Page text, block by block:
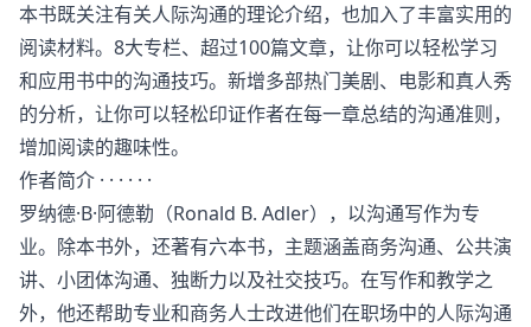
本书既关注有关人际沟通的理论介绍，也加入了丰富实用的
阅读材料。8大专栏、超过100篇文章，让你可以轻松学习
和应用书中的沟通技巧。新增多部热门美剧、电影和真人秀
的分析，让你可以轻松印证作者在每一章总结的沟通准则，
增加阅读的趣味性。
作者简介 · · · · · ·
罗纳德·B·阿德勒（Ronald B. Adler），以沟通写作为专
业。除本书外，还著有六本书，主题涵盖商务沟通、公共演
讲、小团体沟通、独断力以及社交技巧。在写作和教学之
外，他还帮助专业和商务人士改进他们在职场中的人际沟通